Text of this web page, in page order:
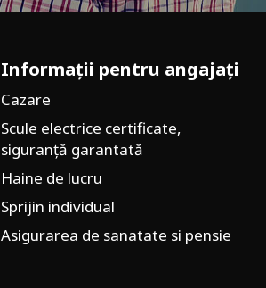
Informații pentru angajați
Cazare
Scule electrice certificate,
siguranță garantată
Haine de lucru
Sprijin individual
Asigurarea de sanatate si pensie